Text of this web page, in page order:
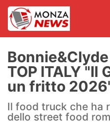
News
AC Monza
TOP ITALY "Il
un fritto
Il food truck che ha
dello street food